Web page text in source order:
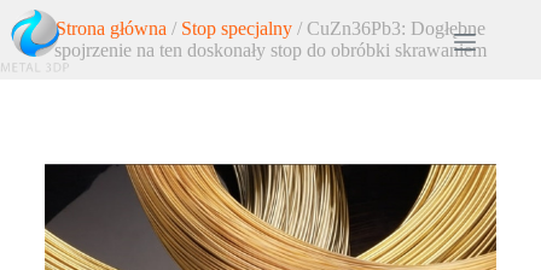
Strona główna / Stop specjalny/ CuZn36Pb3: Dogłębne
spojrzenie na ten doskonały stop do obróbki skrawaniem